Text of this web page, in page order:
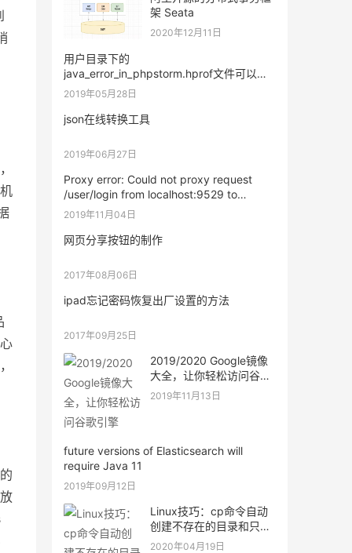
架 Seata
2020年12月11日
用户目录下的
java_error_in_phpstorm.hprof文件可以删
除吗
2019年05月28日
json在线转换工具
2019年06月27日
Proxy error: Could not proxy request
/user/login from localhost:9529 to
http://127.0.0.1:9528/mock.
2019年11月04日
网页分享按钮的制作
2017年08月06日
ipad忘记密码恢复出厂设置的方法
2017年09月25日
2019/2020 Google镜像
大全，让你轻松访问谷歌
引擎
2019年11月13日
future versions of Elasticsearch will
require Java 11
2019年09月12日
Linux技巧：cp命令自动
创建不存在的目录和只复
制修改的文件
2020年04月19日